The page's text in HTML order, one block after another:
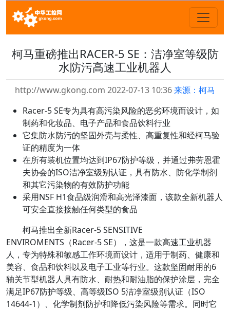
柯马重磅推出RACER-5 SE：洁净室等级防
水防污高速工业机器人
http://www.gkong.com 2022-07-13 10:36来源：柯马
Racer-5 SE专为具有高污染风险的恶劣环境而设计，如
制药和化妆品、电子产品和食品饮料行业
它集防水防污的坚固外壳与柔性、高重复性和经柯马验
证的精度为一体
在所有装机位置均达到IP67防护等级，并通过弗劳恩霍
夫协会的ISO洁净室级别认证，具有防水、防化学制剂
和其它污染物的有效防护功能
采用NSF H1食品级润滑和高光泽漆面，该款全新机器人
可安全直接接触任何类型的食品
柯马推出全新Racer-5 SENSITIVE
ENVIROMENTS（Racer-5 SE），这是一款高速工业机器
人，专为特殊和敏感工作环境而设计，适用于制药、健康和
美容、食品和饮料以及电子工业等行业。这款坚固耐用的6
轴关节型机器人具有防水、耐热和耐油脂的保护涂层，完全
满足IP67防护等级、高等级ISO 5洁净室级别认证（ISO
14644-1）、化学制剂防护和降低污染风险等需求。同时它